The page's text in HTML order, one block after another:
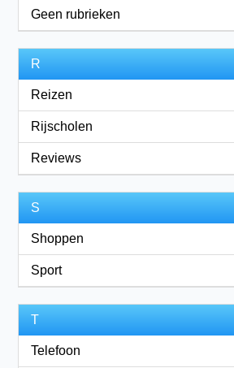
Geen rubrieken
R
Reizen
Rijscholen
Reviews
S
Shoppen
Sport
T
Telefoon